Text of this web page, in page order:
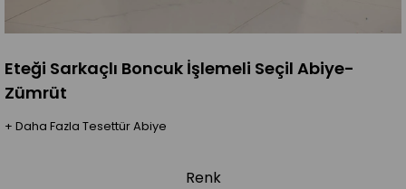
Eteği Sarkaçlı Boncuk İşlemeli Seçil Abiye-
Zümrüt
+ Daha Fazla Tesettür Abiye
Renk